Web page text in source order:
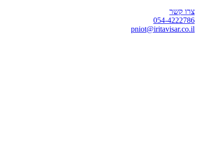
צרו קשר
054-4222786
pniot@iritavisar.co.il